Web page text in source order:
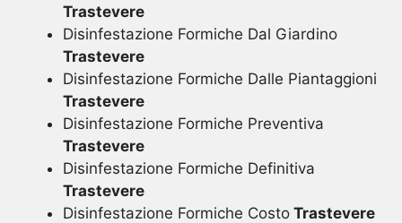
Trastevere
Disinfestazione Formiche Dal Giardino
Trastevere
Disinfestazione Formiche Dalle Piantaggioni
Trastevere
Disinfestazione Formiche Preventiva
Trastevere
Disinfestazione Formiche Definitiva
Trastevere
Disinfestazione Formiche Costo Trastevere